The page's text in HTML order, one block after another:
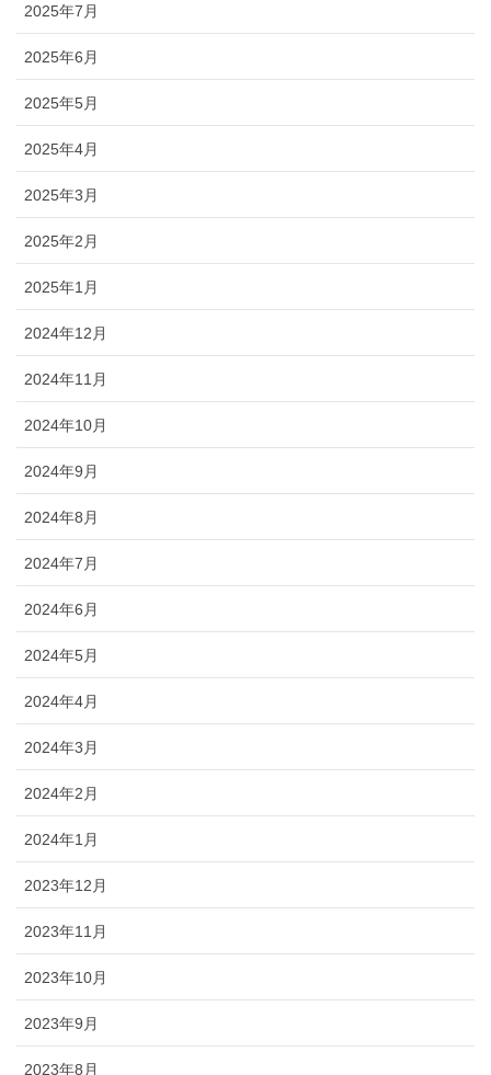
2025年7月
2025年6月
2025年5月
2025年4月
2025年3月
2025年2月
2025年1月
2024年12月
2024年11月
2024年10月
2024年9月
2024年8月
2024年7月
2024年6月
2024年5月
2024年4月
2024年3月
2024年2月
2024年1月
2023年12月
2023年11月
2023年10月
2023年9月
2023年8月